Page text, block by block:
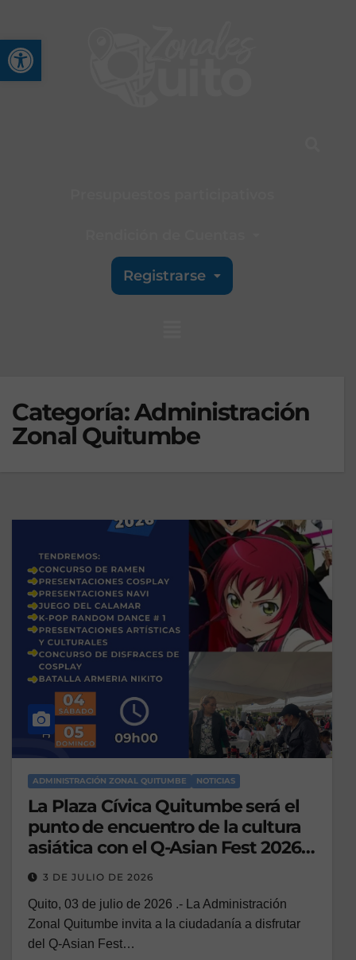
Abrir barra de
Registrarse
Categoría:Administración
Zonal Quitumbe
ADMINISTRACIÓN ZONAL QUITUMBE NOTICIAS
La Plaza Cívica Quitumbe será el
punto de encuentro de la cultura
asiática con el Q-Asian Fest 2026,
este fin de semana
3 DE JULIO DE 2026
Quito, 03 de julio de 2026 .- La Administración
Zonal Quitumbe invita a la ciudadanía a disfrutar
del Q-Asian Fest…